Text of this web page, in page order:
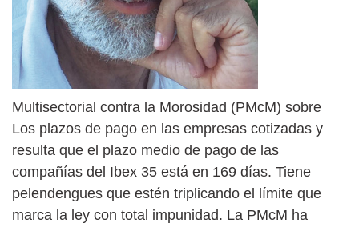
Multisectorial contra la Morosidad (PMcM) sobre
Los plazos de pago en las empresas cotizadas y
resulta que el plazo medio de pago de las
compañías del Ibex 35 está en 169 días. Tiene
pelendengues que estén triplicando el límite que
marca la ley con total impunidad. La PMcM ha